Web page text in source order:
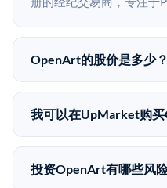
OpenArt的股价是多少？
OpenArt没有公开股价，
的已知股价来自其最近一
有所不同。
我可以在UpMarket购
可以。合格投资者可以通
upmarket.co创建账户来
投资OpenArt有哪些风